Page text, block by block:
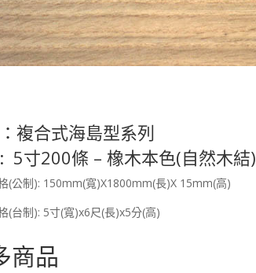
複合式海島型系列
5寸200條 – 橡木本色(自然木結)
(公制): 150mm(寬)X1800mm(長)X 15mm(高)
(台制): 5寸(寬)x6尺(長)x5分(高)
商品